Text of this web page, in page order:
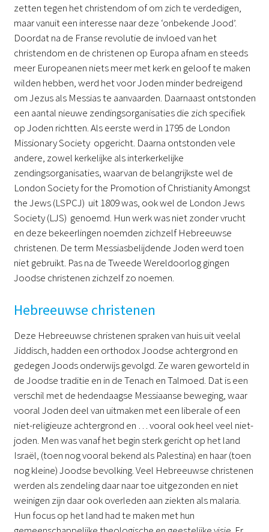
zetten tegen het christendom of om zich te verdedigen,
maar vanuit een interesse naar deze ‘onbekende Jood’.
Doordat na de Franse revolutie de invloed van het
christendom en de christenen op Europa afnam en steeds
meer Europeanen niets meer met kerk en geloof te maken
wilden hebben, werd het voor Joden minder bedreigend
om Jezus als Messias te aanvaarden. Daarnaast ontstonden
een aantal nieuwe zendingsorganisaties die zich specifiek
op Joden richtten. Als eerste werd in 1795 de London
Missionary Society opgericht. Daarna ontstonden vele
andere, zowel kerkelijke als interkerkelijke
zendingsorganisaties, waarvan de belangrijkste wel de
London Society for the Promotion of Christianity Amongst
the Jews (LSPCJ) uit 1809 was, ook wel de London Jews
Society (LJS) genoemd. Hun werk was niet zonder vrucht
en deze bekeerlingen noemden zichzelf Hebreeuwse
christenen. De term Messiasbelijdende Joden werd toen
niet gebruikt. Pas na de Tweede Wereldoorlog gingen
Joodse christenen zichzelf zo noemen.
Hebreeuwse christenen
Deze Hebreeuwse christenen spraken van huis uit veelal
Jiddisch, hadden een orthodox Joodse achtergrond en
gedegen Joods onderwijs gevolgd. Ze waren geworteld in
de Joodse traditie en in de Tenach en Talmoed. Dat is een
verschil met de hedendaagse Messiaanse beweging, waar
vooral Joden deel van uitmaken met een liberale of een
niet-religieuze achtergrond en … vooral ook heel veel niet-
joden. Men was vanaf het begin sterk gericht op het land
Israël, (toen nog vooral bekend als Palestina) en haar (toen
nog kleine) Joodse bevolking. Veel Hebreeuwse christenen
werden als zendeling daar naar toe uitgezonden en niet
weinigen zijn daar ook overleden aan ziekten als malaria.
Hun focus op het land had te maken met hun